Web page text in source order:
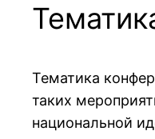
Тематика
таких
национальной